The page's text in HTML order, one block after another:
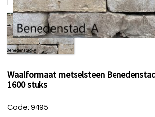
Waalformaat metselsteen
1600 stuks
Code: 9495